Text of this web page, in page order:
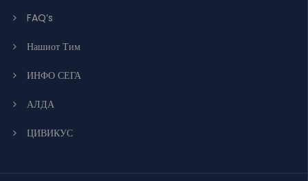
FAQ’s
Нашиот Тим
ИНФО СЕГА
АЛДА
ЦИВИКУС